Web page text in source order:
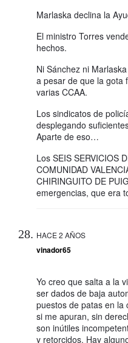
Marlaska declina la
El ministro Torres
hechos.
Ni Sánchez ni
a pesar de que la
varias CCAA.
Los sindicatos de
desplegando
Aparte de eso…
Los SEIS SERVICIOS
COMUNIDAD
CHIRINGUITO DE
emergencias, que era
HACE 2 AÑOS
vinador65
Yo creo que salta a la
ser dados de baja
puestos de patas en la
si me apuran, sin
son inútiles
y retorcidos. Hay